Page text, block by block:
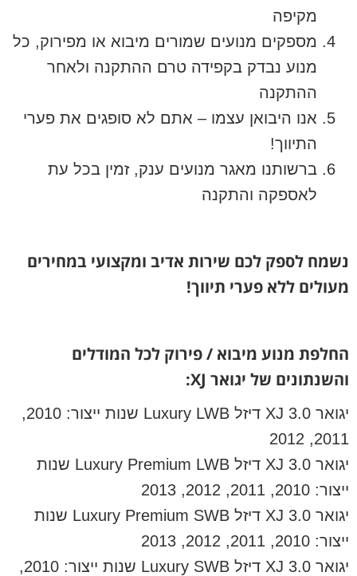
מקיפה
מספקים מנועים שמורים מיבוא או מפירוק, כל
מנוע נבדק בקפידה טרם ההתקנה ולאחר
ההתקנה
אנו היבואן עצמו – אתם לא סופגים את פערי
התיווך!
ברשותנו מאגר מנועים ענק, זמין בכל עת
לאספקה והתקנה
נשמח לספק לכם שירות אדיב ומקצועי במחירים
מעולים ללא פערי תיווך!
החלפת מנוע מיבוא / פירוק לכל המודלים
והשנתונים של יגואר XJ:
יגואר XJ 3.0 דיזל Luxury LWB שנות ייצור: 2010,
2011, 2012
יגואר XJ 3.0 דיזל Luxury Premium LWB שנות
ייצור: 2010, 2011, 2012, 2013
יגואר XJ 3.0 דיזל Luxury Premium SWB שנות
ייצור: 2010, 2011, 2012, 2013
יגואר XJ 3.0 דיזל Luxury SWB שנות ייצור: 2010,